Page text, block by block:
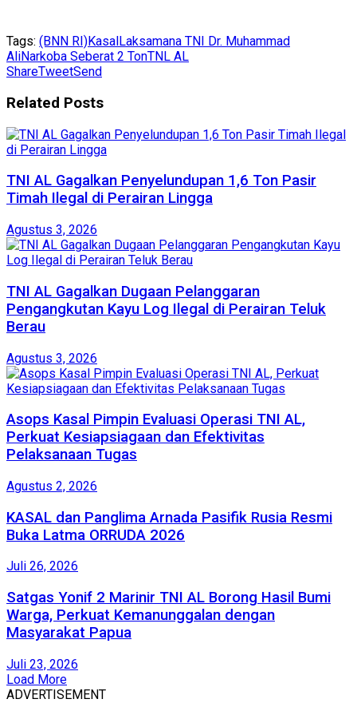
Tags: (BNN RI)Kasal Laksamana TNI Dr. Muhammad
AliNarkoba Seberat 2 TonTNL AL
ShareTweetSend
Related Posts
TNI AL Gagalkan Penyelundupan 1,6 Ton Pasir
Timah Ilegal di Perairan Lingga
Agustus 3, 2026
TNI AL Gagalkan Dugaan Pelanggaran
Pengangkutan Kayu Log Ilegal di Perairan Teluk
Berau
Agustus 3, 2026
Asops Kasal Pimpin Evaluasi Operasi TNI AL,
Perkuat Kesiapsiagaan dan Efektivitas
Pelaksanaan Tugas
Agustus 2, 2026
KASAL dan Panglima Arnada Pasifik Rusia Resmi
Buka Latma ORRUDA 2026
Juli 26, 2026
Satgas Yonif 2 Marinir TNI AL Borong Hasil Bumi
Warga, Perkuat Kemanunggalan dengan
Masyarakat Papua
Juli 23, 2026
Load More
ADVERTISEMENT